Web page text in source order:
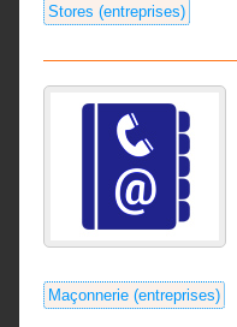
Stores (entreprises)
Maçonnerie (entreprises)